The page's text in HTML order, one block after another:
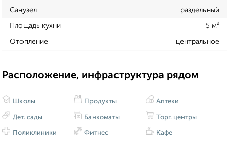
Санузел раздельный
Площадь кухни 5 м²
Отопление центральное
Расположение, инфраструктура рядом
Школы
Дет. сады
Поликлиники
Продукты
Банкоматы
Фитнес
Аптеки
Торг. центры
Кафе